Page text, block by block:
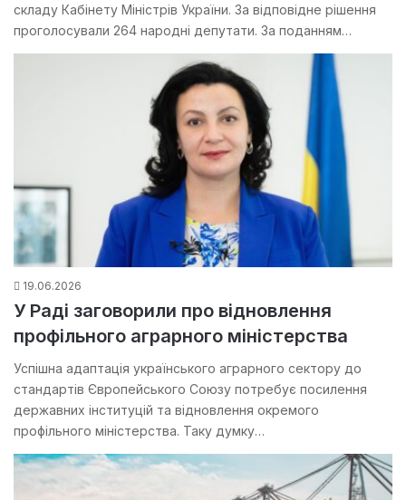
складу Кабінету Міністрів України. За відповідне рішення
проголосували 264 народні депутати. За поданням…
19.06.2026
У Раді заговорили про відновлення
профільного аграрного міністерства
Успішна адаптація українського аграрного сектору до
стандартів Європейського Союзу потребує посилення
державних інституцій та відновлення окремого
профільного міністерства. Таку думку…